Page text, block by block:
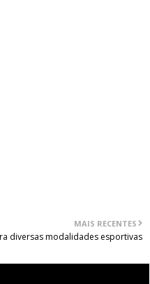
MAIS RECENTES
diversas modalidades esportivas